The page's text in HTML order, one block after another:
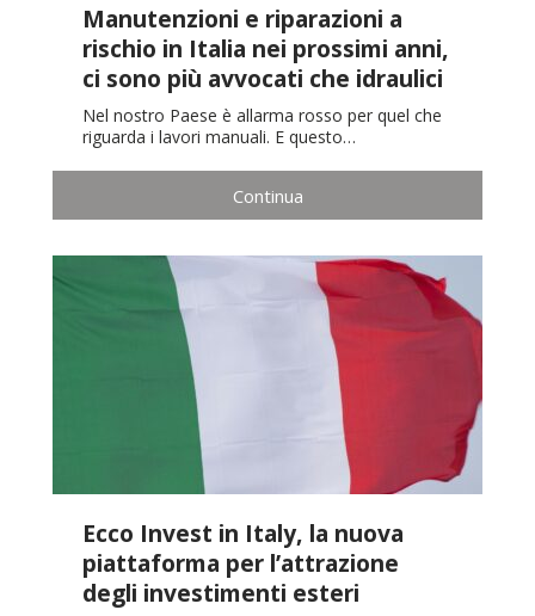
Manutenzioni e riparazioni a
rischio in Italia nei prossimi anni,
ci sono più avvocati che idraulici
Nel nostro Paese è allarma rosso per quel che
riguarda i lavori manuali. E questo…
Continua
Ecco Invest in Italy, la nuova
piattaforma per l’attrazione
degli investimenti esteri